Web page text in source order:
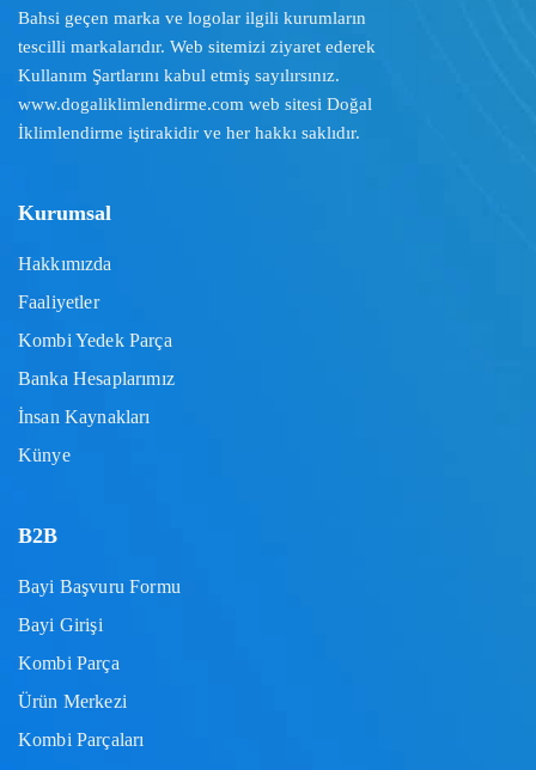
Bahsi geçen marka ve logolar ilgili kurumların
tescilli markalarıdır. Web sitemizi ziyaret ederek
Kullanım Şartlarını kabul etmiş sayılırsınız.
www.dogaliklimlendirme.com web sitesi Doğal
İklimlendirme iştirakidir ve her hakkı saklıdır.
Kurumsal
Hakkımızda
Faaliyetler
Kombi Yedek Parça
Banka Hesaplarımız
İnsan Kaynakları
Künye
B2B
Bayi Başvuru Formu
Bayi Girişi
Kombi Parça
Ürün Merkezi
Kombi Parçaları